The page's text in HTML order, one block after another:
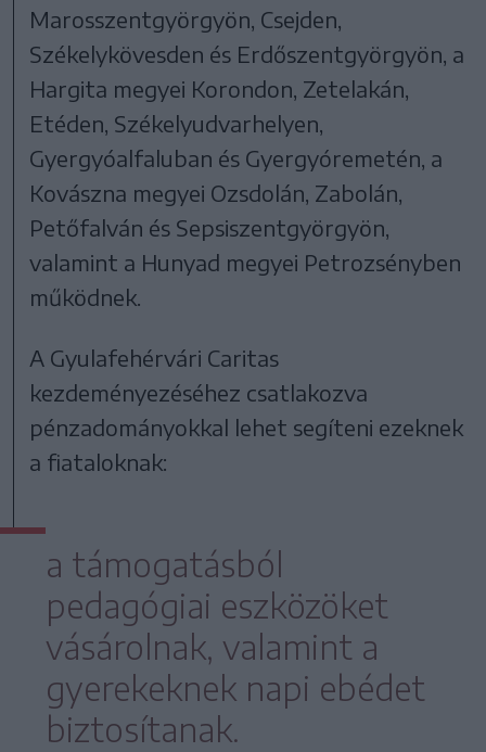
Marosszentgyörgyön, Csejden,
Székelykövesden és Erdőszentgyörgyön, a
Hargita megyei Korondon, Zetelakán,
Etéden, Székelyudvarhelyen,
Gyergyóalfaluban és Gyergyóremetén, a
Kovászna megyei Ozsdolán, Zabolán,
Petőfalván és Sepsiszentgyörgyön,
valamint a Hunyad megyei Petrozsényben
működnek.
A Gyulafehérvári Caritas
kezdeményezéséhez csatlakozva
pénzadományokkal lehet segíteni ezeknek
a fiataloknak:
a támogatásból
pedagógiai eszközöket
vásárolnak, valamint a
gyerekeknek napi ebédet
biztosítanak.